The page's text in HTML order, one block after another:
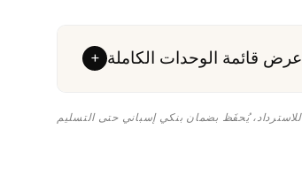
+ عرض قائمة الوحدات الكاملة